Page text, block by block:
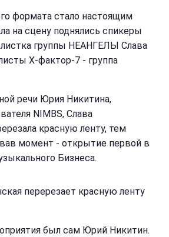
формата стало настоящим
на сцену поднялись спикеры
группы НЕАНГЕЛЫ Слава
Х-фактор-7 - группа
речи Юрия Никитина,
NIMBS, Слава
красную ленту, тем
момент - открытие первой в
Бизнеса.
перерезает красную ленту
был сам Юрий Никитин.